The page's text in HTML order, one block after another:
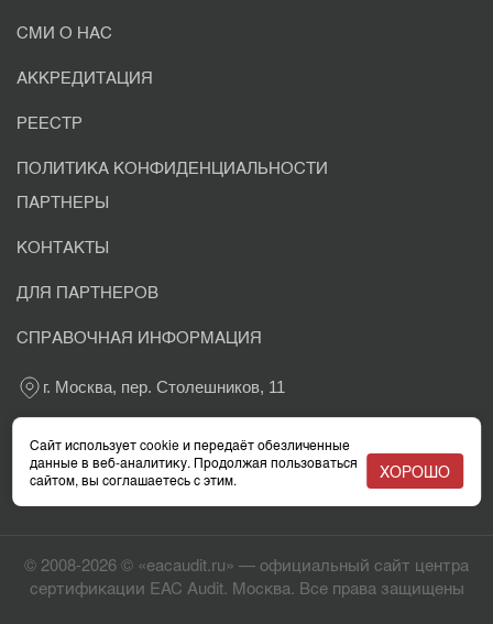
СМИ О НАС
АККРЕДИТАЦИЯ
РЕЕСТР
ПОЛИТИКА КОНФИДЕНЦИАЛЬНОСТИ
ПАРТНЕРЫ
КОНТАКТЫ
ДЛЯ ПАРТНЕРОВ
СПРАВОЧНАЯ ИНФОРМАЦИЯ
г. Москва, пер. Столешников, 11
info@eacaudit.ru
© 2008-2026 © «eacaudit.ru» — официальный сайт центра
сертификации EAC Audit. Москва. Все права защищены
Сайт использует cookie и передаёт обезличенные
данные в веб-аналитику. Продолжая пользоваться
сайтом, вы соглашаетесь с этим.
ХОРОШО